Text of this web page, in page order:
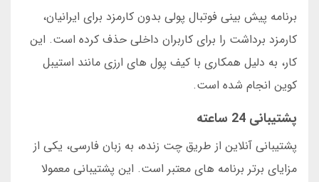
برنامه پیش بینی فوتبال پولی بدون کارمزد برای ایرانیان،
کارمزد برداشت را برای کاربران داخلی حذف کرده است. این
کار، به دلیل همکاری با کیف پول های ارزی مانند استیبل
کوین انجام شده است.
پشتیبانی 24 ساعته
پشتیبانی آنلاین از طریق چت زنده، به زبان فارسی، یکی از
مزایای برتر برنامه های معتبر است. این پشتیبانی معمولا